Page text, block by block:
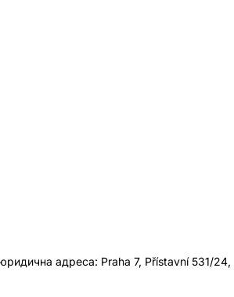
адреса: Praha 7, Přístavní 531/24,